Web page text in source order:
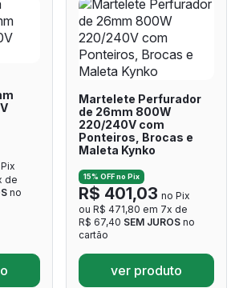
de
no
Martelete Perfurador
de 26mm 800W
220/240V com
Ponteiros, Brocas e
Maleta Kynko
15% OFF no Pix
R$ 401,03 no Pix
ou R$ 471,80 em 7x de
R$ 67,40 SEM JUROS no
cartão
ver produto